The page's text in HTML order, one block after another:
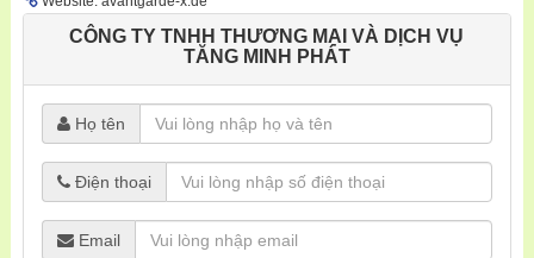
CÔNG TY TNHH THƯƠNG MẠI VÀ DỊCH VỤ
TĂNG MINH PHÁT
Họ tên
Điện thoại
Email